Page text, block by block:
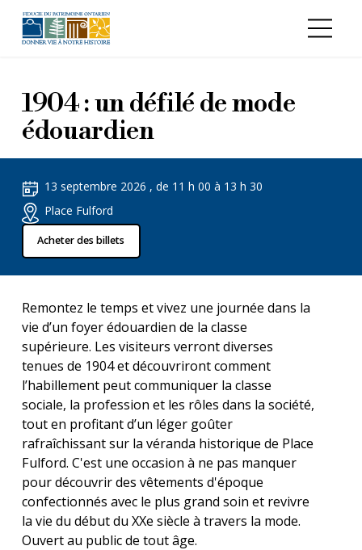
1904 : un défilé de mode
édouardien
13 septembre 2026 , de 11 h 00 à 13 h 30
Place Fulford
Acheter des billets
Remontez le temps et vivez une journée dans la
vie d’un foyer édouardien de la classe
supérieure. Les visiteurs verront diverses
tenues de 1904 et découvriront comment
l’habillement peut communiquer la classe
sociale, la profession et les rôles dans la société,
tout en profitant d’un léger goûter
rafraîchissant sur la véranda historique de Place
Fulford. C'est une occasion à ne pas manquer
pour découvrir des vêtements d'époque
confectionnés avec le plus grand soin et revivre
la vie du début du XXe siècle à travers la mode.
Ouvert au public de tout âge.